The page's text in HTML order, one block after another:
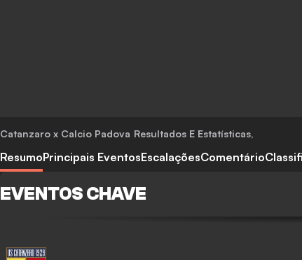
Catanzaro x Calcio Padova Resultados E Estatísticas,
ResumoPrincipais EventosEscalaçõesComentário
EVENTOS CHAVE